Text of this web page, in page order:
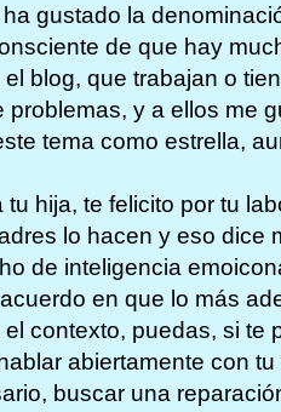
gustado la
de que hay
blog, que trabajan o
problemas, y a ellos me
tema como estrella,
tu hija, te felicito por tu
lo hacen y eso dice
de inteligencia
en que lo más
el contexto, puedas, si te
abiertamente con
buscar una